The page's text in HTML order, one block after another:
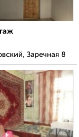
Заречная 8